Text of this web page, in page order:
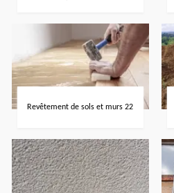
Revêtement de sols et murs 22